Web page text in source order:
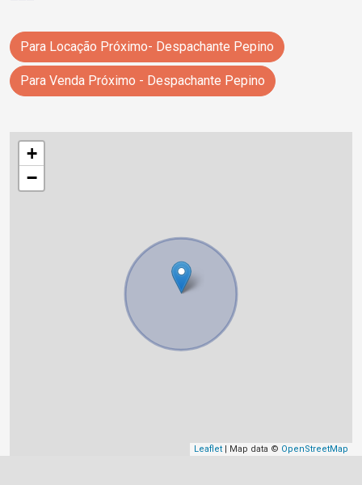
Para Locação Próximo- Despachante Pepino
Para Venda Próximo - Despachante Pepino
+
−
Leaflet | Map data © OpenStreetMap